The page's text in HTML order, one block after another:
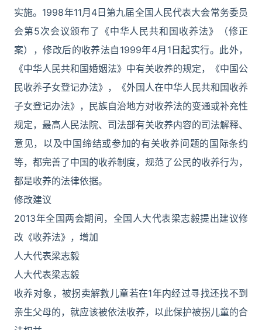
实施。1998年11月4日第九届全国人民代表大会常务委员
会第5次会议颁布了《中华人民共和国收养法》（修正
案），修改后的收养法自1999年4月1日起实行。此外，
《中华人民共和国婚姻法》中有关收养的规定，《中国公
民收养子女登记办法》，《外国人在中华人民共和国收养
子女登记办法》，民族自治地方对收养法的变通或补充性
规定，最高人民法院、司法部有关收养内容的司法解释、
意见，以及中国缔结或参加的有关收养问题的国际条约
等，都完善了中国的收养制度，规范了公民的收养行为，
都是收养的法律依据。
修改建议
2013年全国两会期间，全国人大代表梁志毅提出建议修
改《收养法》，增加
人大代表梁志毅
人大代表梁志毅
收养对象，被拐卖解救儿童若在1年内经过寻找还找不到
亲生父母的，就应该被依法收养，以此保护被拐儿童的合